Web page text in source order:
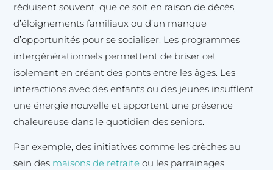
réduisent souvent, que ce soit en raison de décès,
d’éloignements familiaux ou d’un manque
d’opportunités pour se socialiser. Les programmes
intergénérationnels permettent de briser cet
isolement en créant des ponts entre les âges. Les
interactions avec des enfants ou des jeunes insufflent
une énergie nouvelle et apportent une présence
chaleureuse dans le quotidien des seniors.
Par exemple, des initiatives comme les crèches au
sein des maisons de retraite ou les parrainages